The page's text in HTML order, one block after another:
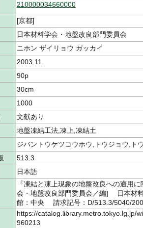
210000034660000
[京都]
日本材料学会・地盤改良部門委員会
ニホン ザイリョウ ガッカイ
2003.11
90p
30cm
1000
文献あり
地盤凍結工法,凍上,凍結土
ジバントウケツコウホウ,トウジョウ,ト
513.3
日本語
『凍結と凍上現象の地盤改良への適用
会・地盤改良部門委員会／編] 日本材
館：中央 請求記号：D/513.3/5040/
https://catalog.library.metro.tokyo.lg.jp/
960213